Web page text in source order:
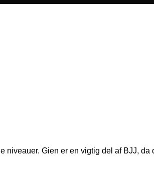
Gien er en vigtig del af BJJ, da